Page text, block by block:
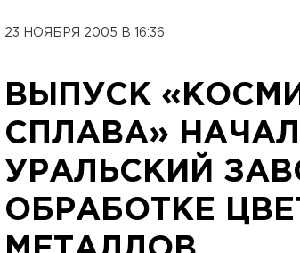
23 НОЯБРЯ 2005 В 16:36
ВЫПУСК
СПЛАВА»
УРАЛЬСКИЙ
ОБРАБОТКЕ